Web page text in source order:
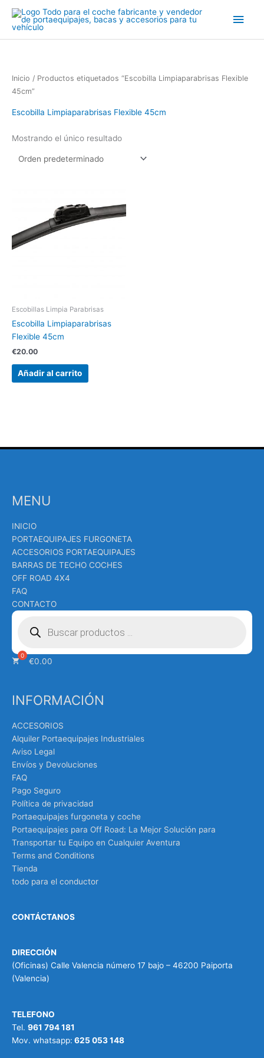
contenido
Inicio / Productos etiquetados “Escobilla Limpiaparabrisas Flexible
45cm”
Escobilla Limpiaparabrisas Flexible 45cm
Mostrando el único resultado
Escobillas Limpia Parabrisas
Escobilla Limpiaparabrisas
Flexible 45cm
€20.00
Añadir al carrito
MENU
INICIO
PORTAEQUIPAJES FURGONETA
ACCESORIOS PORTAEQUIPAJES
BARRAS DE TECHO COCHES
OFF ROAD 4X4
FAQ
CONTACTO
Búsqueda
productos
€0.00
INFORMACIÓN
ACCESORIOS
Alquiler Portaequipajes Industriales
Aviso Legal
Envíos y Devoluciones
FAQ
Pago Seguro
Política de privacidad
Portaequipajes furgoneta y coche
Portaequipajes para Off Road: La Mejor Solución para
Transportar tu Equipo en Cualquier Aventura
Terms and Conditions
Tienda
todo para el conductor
CONTÁCTANOS
DIRECCIÓN
(Oficinas) Calle Valencia número 17 bajo – 46200 Paiporta
(Valencia)
TELEFONO
Tel. 961 794 181
Mov. whatsapp: 625 053 148